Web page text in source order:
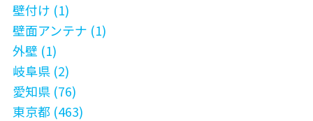
壁付け (1)
壁面アンテナ (1)
外壁 (1)
岐阜県 (2)
愛知県 (76)
東京都 (463)